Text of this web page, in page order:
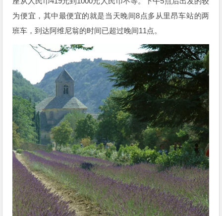
为便宜，其中最便宜的就是当天晚间8点多从里昂车站的两
班车，到达阿维尼翁的时间已超过晚间11点。